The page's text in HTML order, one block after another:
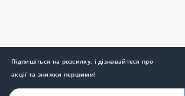
Підпишіться на розсилку, і дізнавайтеся про
акції та знижки першими!